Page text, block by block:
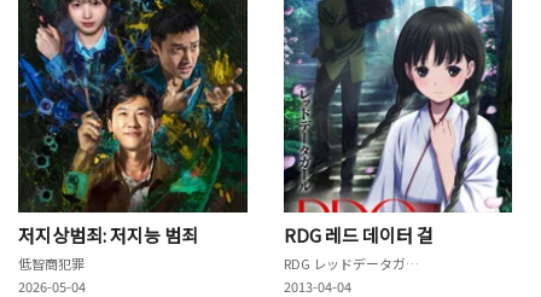
저지상범죄: 저지능 범죄
低智商犯罪
2026-05-04
RDG 레드 데이터 걸
RDG レッドデータガール
2013-04-04